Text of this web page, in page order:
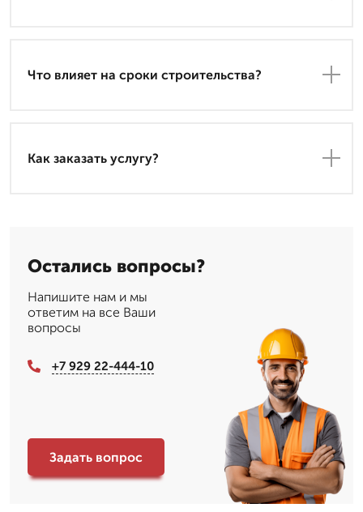
Что влияет на сроки строительства?
Как заказать услугу?
Остались вопросы?
Напишите нам и мы
ответим на все Ваши
вопросы
+7 929 22-444-10
Задать вопрос